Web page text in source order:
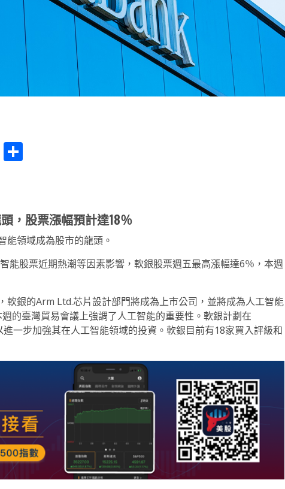
Copy
，股票漲幅預計達18％
能領域成為股市的龍頭。
能股票近期熱潮等因素影響，軟銀股票週五最高漲幅達6％，本週
銀的Arm Ltd.芯片設計部門將成為上市公司，並將成為人工智能
的臺灣貿易會議上強調了人工智能的重要性。軟銀計劃在
一步加強其在人工智能領域的投資。軟銀目前有18家買入評級和